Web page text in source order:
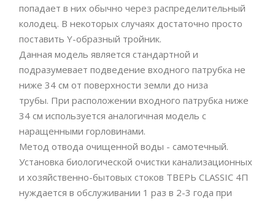
попадает в них обычно через распределительный
колодец. В некоторых случаях достаточно просто
поставить Y-образный тройник.
Данная модель является стандартной и
подразумевает подведение входного патрубка не
ниже 34 см от поверхности земли до низа
трубы. При расположении входного патрубка ниже
34 см используется аналогичная модель с
наращенными горловинами.
Метод отвода очищенной воды - самотечный.
Установка биологической очистки канализационных
и хозяйственно-бытовых стоков ТВЕРЬ CLASSIC 4П
нуждается в обслуживании 1 раз в 2-3 года при